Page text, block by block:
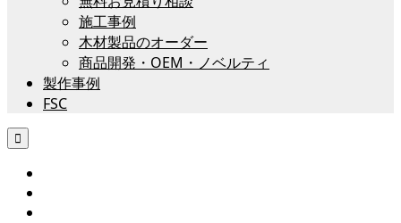
施工事例
木材製品のオーダー
商品開発・OEM・ノベルティ
製作事例
FSC
